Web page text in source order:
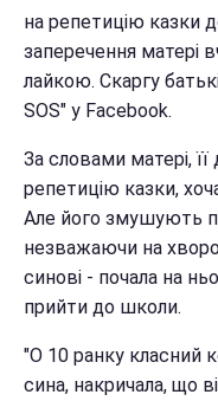
на репетицію казки
заперечення матері
лайкою. Скаргу
SOS" у Facebook.
За словами матері,
репетицію казки,
Але його змушують
незважаючи на
синові - почала на
прийти до школи.
"О 10 ранку класний
сина, накричала, що